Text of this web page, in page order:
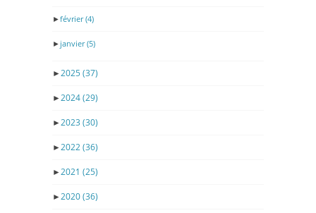
►février(4)
► janvier(5)
►2025(37)
►2024(29)
►2023 (30)
►2022(36)
►2021 (25)
►2020(36)